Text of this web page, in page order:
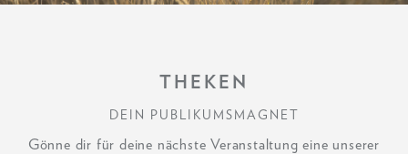
THEKEN
DEIN PUBLIKUMSMAGNET
Gönne dir für deine nächste Veranstaltung eine unserer